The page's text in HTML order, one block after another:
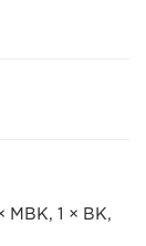
1 × BK,